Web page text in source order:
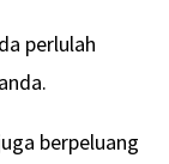
perlulah
berpeluang